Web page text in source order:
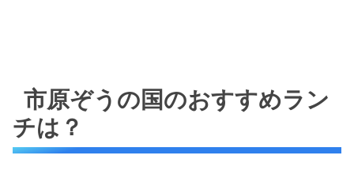
市原ぞうの国のおすすめラン
チは？